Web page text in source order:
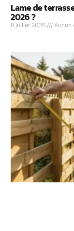
Lame de
2026 ?
8 juillet 2026 Aucun